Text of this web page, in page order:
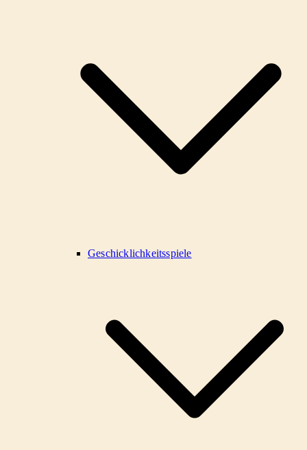
Geschicklichkeitsspiele